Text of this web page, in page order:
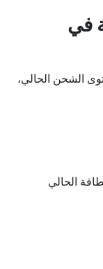
في
الشحن الحالي،
الحالي